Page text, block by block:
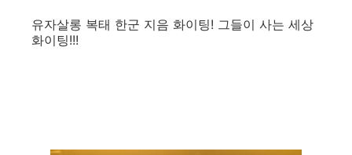
유자살롱 복태 한군 지음 화이팅! 그들이 사는 세상
화이팅!!!